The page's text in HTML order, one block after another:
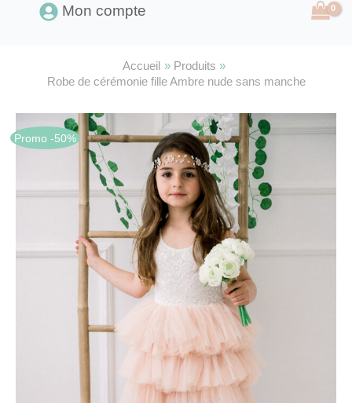
Mon compte
Accueil
Produits
Robe de cérémonie fille Ambre nude sans manche
Promo -50%